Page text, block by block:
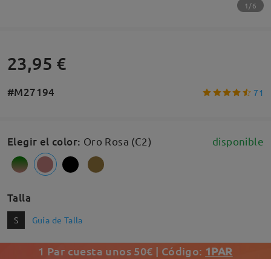
1/6
23,95 €
#M27194 71
Elegir el color: Oro Rosa (C2) disponible
Talla
S Guía de Talla
1 Par cuesta unos 50€ | Código: 1PAR